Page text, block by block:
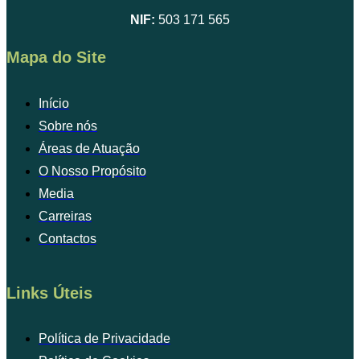
NIF: 503 171 565
Mapa do Site
Início
Sobre nós
Áreas de Atuação
O Nosso Propósito
Media
Carreiras
Contactos
Links Úteis
Política de Privacidade